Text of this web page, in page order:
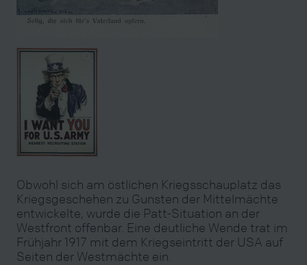
Obwohl sich am östlichen Kriegsschauplatz das
Kriegsgeschehen zu Gunsten der Mittelmächte
entwickelte, wurde die Patt-Situation an der
Westfront offenbar. Eine deutliche Wende trat im
Frühjahr 1917 mit dem Kriegseintritt der USA auf
Seiten der Westmächte ein.